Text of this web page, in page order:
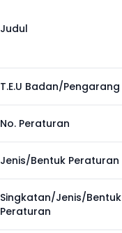
Judul
T.E.U Badan/Pengarang
No. Peraturan
Jenis/Bentuk Peraturan
Singkatan/Jenis/Bentuk
Peraturan